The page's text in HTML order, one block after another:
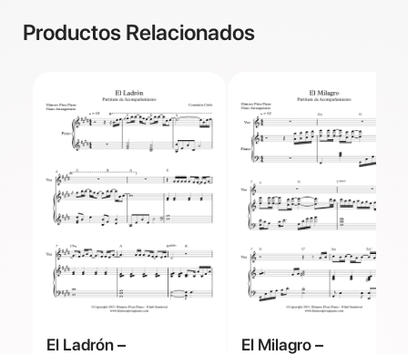
Productos Relacionados
El Ladrón –
El Milagro –